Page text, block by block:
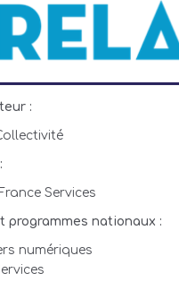
:
Services
programmes nationaux :
numériques